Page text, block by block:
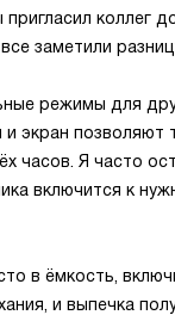
коллег
заметили
режимы для
экран позволяют
часов. Я часто
включится к
в ёмкость,
и выпечка